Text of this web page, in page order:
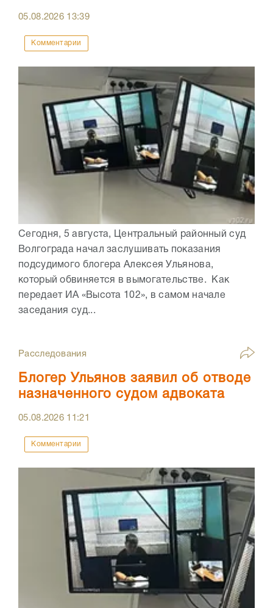
05.08.2026 13:39
Комментарии
Сегодня, 5 августа, Центральный районный суд
Волгограда начал заслушивать показания
подсудимого блогера Алексея Ульянова,
который обвиняется в вымогательстве. Как
передает ИА «Высота 102», в самом начале
заседания суд...
Расследования
Блогер Ульянов заявил об отводе
назначенного судом адвоката
05.08.2026 11:21
Комментарии